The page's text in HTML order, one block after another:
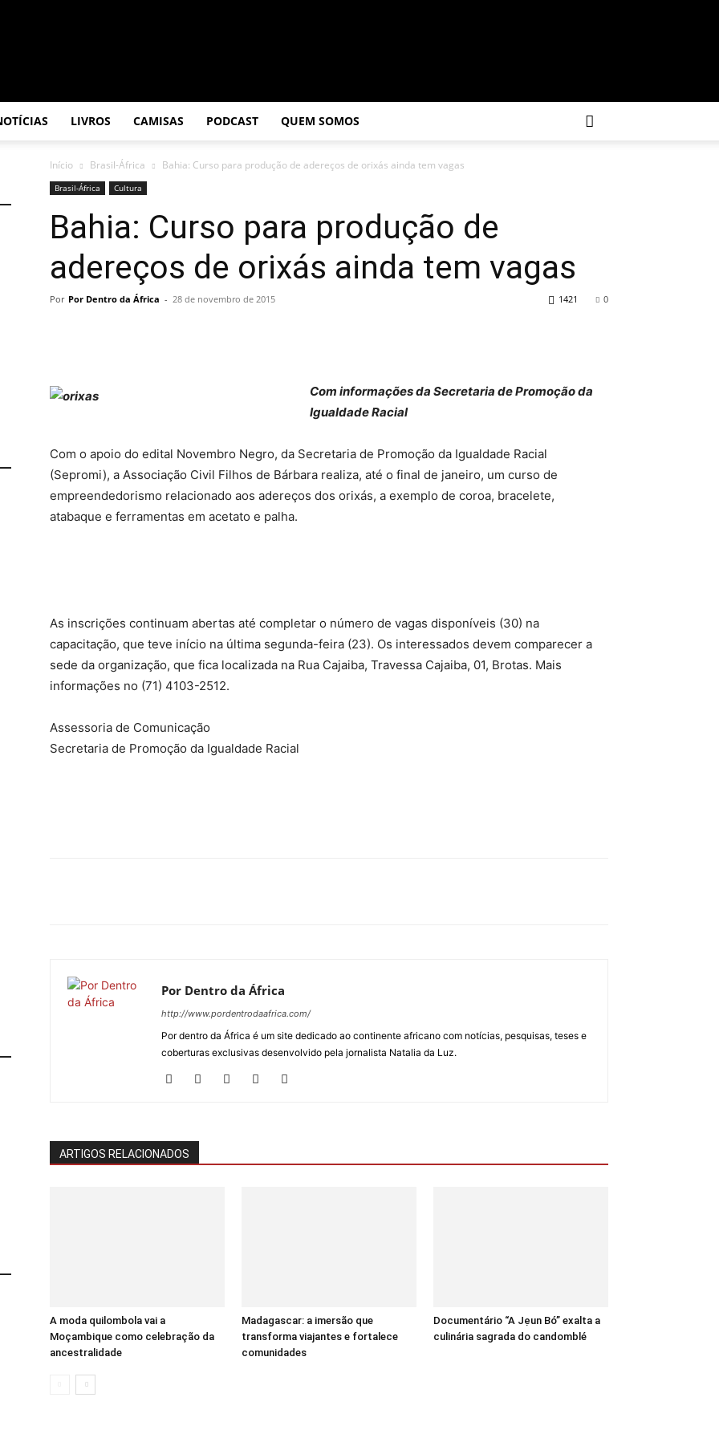
LIVROS CAMISAS PODCAST QUEM SOMOS
Início Brasil-África Bahia: Curso para produção de adereços de orixás ainda tem vagas
Brasil-África Cultura
Bahia: Curso para produção de
adereços de orixás ainda tem vagas
Por Por Dentro da África - 28 de novembro de 2015 0
1421
Com informações da Secretaria de Promoção da
Igualdade Racial
Com o apoio do edital Novembro Negro, da Secretaria de Promoção da Igualdade Racial
(Sepromi), a Associação Civil Filhos de Bárbara realiza, até o final de janeiro, um curso de
empreendedorismo relacionado aos adereços dos orixás, a exemplo de coroa, bracelete,
atabaque e ferramentas em acetato e palha.
As inscrições continuam abertas até completar o número de vagas disponíveis (30) na
capacitação, que teve início na última segunda-feira (23). Os interessados devem comparecer a
sede da organização, que fica localizada na Rua Cajaiba, Travessa Cajaiba, 01, Brotas. Mais
informações no (71) 4103-2512.
Assessoria de Comunicação
Secretaria de Promoção da Igualdade Racial
Por Dentro da África
http://www.pordentrodaafrica.com/
Por dentro da África é um site dedicado ao continente africano com notícias, pesquisas, teses e
coberturas exclusivas desenvolvido pela jornalista Natalia da Luz.
ARTIGOS RELACIONADOS
A moda quilombola vai a
Moçambique como celebração da
ancestralidade
Madagascar: a imersão que
transforma viajantes e fortalece
comunidades
Documentário “A Jẹun Bó” exalta a
culinária sagrada do candomblé